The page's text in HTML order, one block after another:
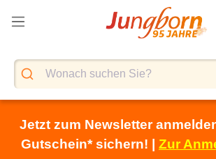
springen
Jetzt zum Newsletter
Gutschein* sichern! | Zur